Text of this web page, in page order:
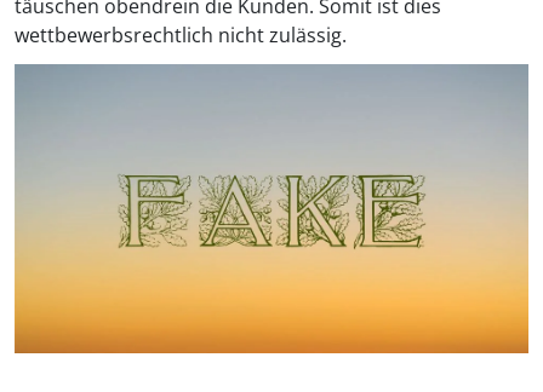
täuschen obendrein die Kunden. Somit ist dies
wettbewerbsrechtlich nicht zulässig.